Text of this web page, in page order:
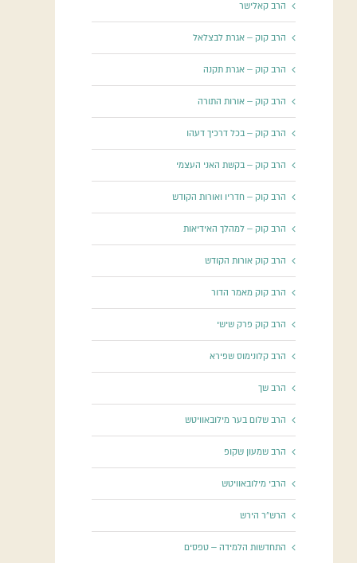
הרב קאלישר
הרב קוק – אגרת לבצלאל
הרב קוק – אגרת תקנה
הרב קוק – אורות התורה
הרב קוק – בכל דרכיך דעהו
הרב קוק – בקשת האני העצמי
הרב קוק – חדריו ואורות הקודש
הרב קוק – למהלך האידיאות
הרב קוק אורות הקודש
הרב קוק מאמר הדור
הרב קוק פרק שישי
הרב קלונימוס שפירא
הרב שך
הרב שלום בער מילובאוויטש
הרב שמעון שקופ
הרבי מילובאוויטש
הרש"ר הירש
התחדשות הלמידה – טפסים